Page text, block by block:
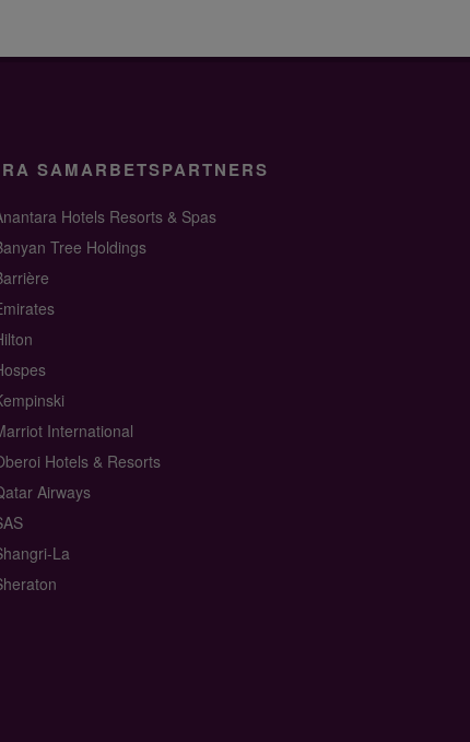
SAMARBETSPARTNERS
Hotels Resorts & Spas
Tree Holdings
International
Hotels & Resorts
Airways
La